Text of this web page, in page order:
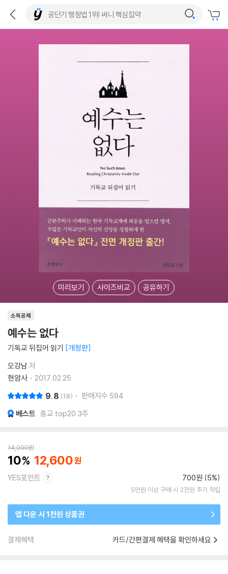
미리보기 사이즈비교 공유하기
소득공제
예수는 없다
기독교 뒤집어 읽기 개정판
오강남저
현암사
2017.02.25.
9.8 18 판매지수 594
베스트 종교 top20 3주
14,000원
10 12,600
YES포인트 700원 (5%)
5만원 이상 구매 시 2천원 추가 적립
앱 다운 시 1천원 상품권
결제혜택 카드/간편결제 혜택을 확인하세요